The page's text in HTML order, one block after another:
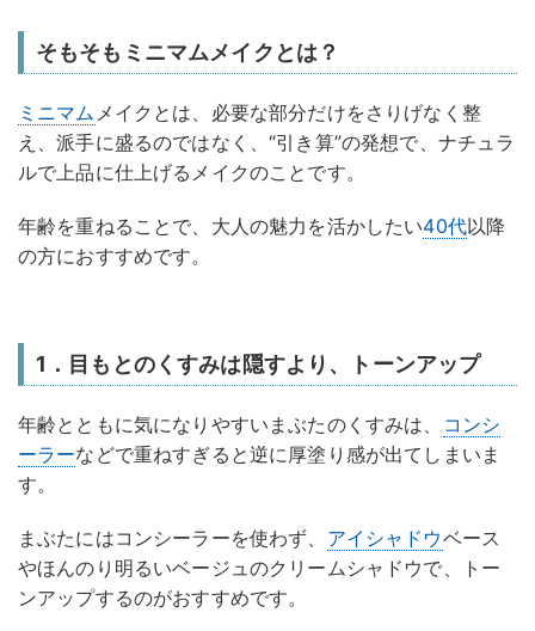
そもそもミニマムメイクとは？
ミニマム メイクとは、必要な部分だけをさりげなく整
え、派手に盛るのではなく、“引き算”の発想で、ナチュラ
ルで上品に仕上げるメイクのことです。
年齢を重ねることで、大人の魅力を活かしたい40代以降
の方におすすめです。
1．目もとのくすみは隠すより、トーンアップ
年齢とともに気になりやすいまぶたのくすみは、
コンシ
ーラーなどで重ねすぎると逆に厚塗り感が出てしまいま
す。
まぶたにはコンシーラーを使わず、 アイシャドウベース
やほんのり明るいベージュのクリームシャドウで、トー
ンアップするのがおすすめです。